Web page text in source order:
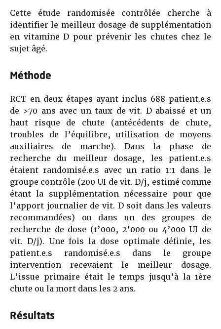
Cette étude randomisée contrôlée cherche à
identifier le meilleur dosage de supplémentation
en vitamine D pour prévenir les chutes chez le
sujet âgé.
Méthode
RCT en deux étapes ayant inclus 688 patient.e.s
de >70 ans avec un taux de vit. D abaissé et un
haut risque de chute (antécédents de chute,
troubles de l’équilibre, utilisation de moyens
auxiliaires de marche). Dans la phase de
recherche du meilleur dosage, les patient.e.s
étaient randomisé.e.s avec un ratio 1:1 dans le
groupe contrôle (200 UI de vit. D/j, estimé comme
étant la supplémentation nécessaire pour que
l’apport journalier de vit. D soit dans les valeurs
recommandées) ou dans un des groupes de
recherche de dose (1’000, 2’000 ou 4’000 UI de
vit. D/j). Une fois la dose optimale définie, les
patient.e.s randomisé.e.s dans le groupe
intervention recevaient le meilleur dosage.
L’issue primaire était le temps jusqu’à la 1ère
chute ou la mort dans les 2 ans.
Résultats